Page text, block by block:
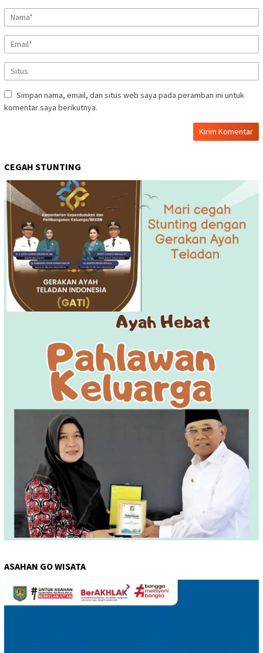
Simpan nama, email, dan situs web saya pada peramban ini untuk
komentar saya berikutnya.
CEGAH STUNTING
ASAHAN GO WISATA
Pemutar
Video